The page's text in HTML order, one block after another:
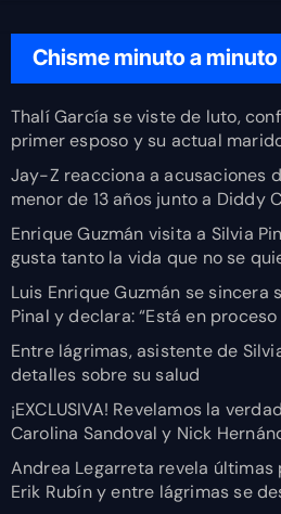
Chisme minuto a minuto
Thalí García se viste de luto,
primer esposo y su actual
Jay-Z reacciona a acusaciones
menor de 13 años junto a Diddy
Enrique Guzmán visita a Silvia
gusta tanto la vida que no se
Luis Enrique Guzmán se sincera
Pinal y declara: “Está en
Entre lágrimas, asistente de
detalles sobre su salud
¡EXCLUSIVA! Revelamos la
Carolina Sandoval y Nick
Andrea Legarreta revela
Erik Rubín y entre lágrimas se